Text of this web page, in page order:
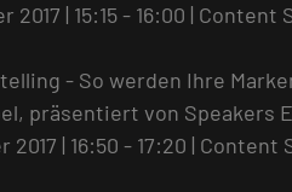
2017 | 15:15 - 16:00 | Content
- So werden Ihre
präsentiert von Speakers
2017 | 16:50 - 17:20 | Content